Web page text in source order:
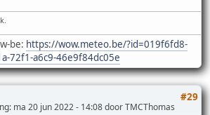
be: https://wow.meteo.be/?id=019f6fd8-
72f1-a6c9-46e9f84dc05e
#29
: ma 20 jun 2022 - 14:08 door TMCThomas